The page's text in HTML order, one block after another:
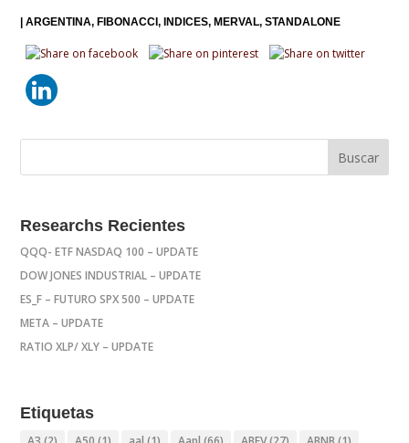
|ARGENTINA FIBONACCI INDICES MERVAL STANDALONE
Researchs Recientes
QQQ- ETF NASDAQ 100 – UPDATE
DOW JONES INDUSTRIAL – UPDATE
ES_F – FUTURO SPX 500 – UPDATE
META – UPDATE
RATIO XLP/ XLY – UPDATE
Etiquetas